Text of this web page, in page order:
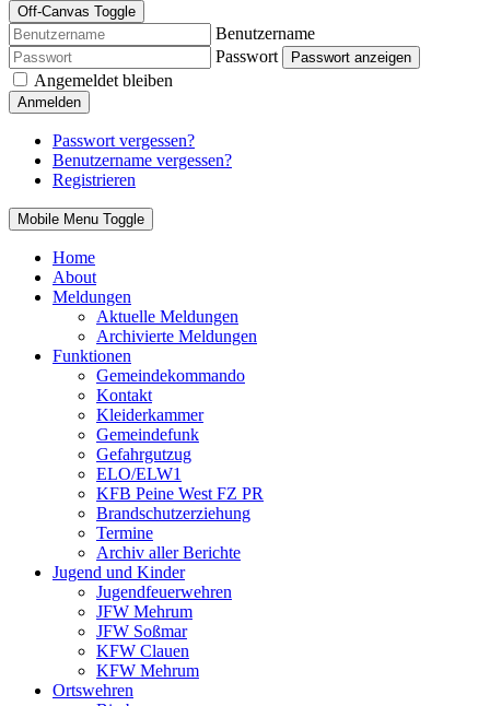
Off-Canvas Toggle
Benutzername
Passwort
Passwort anzeigen
Angemeldet bleiben
Anmelden
Passwort vergessen?
Benutzername vergessen?
Registrieren
Mobile Menu Toggle
Home
About
Meldungen
Aktuelle Meldungen
Archivierte Meldungen
Funktionen
Gemeindekommando
Kontakt
Kleiderkammer
Gemeindefunk
Gefahrgutzug
ELO/ELW1
KFB Peine West FZ PR
Brandschutzerziehung
Termine
Archiv aller Berichte
Jugend und Kinder
Jugendfeuerwehren
JFW Mehrum
JFW Soßmar
KFW Clauen
KFW Mehrum
Ortswehren